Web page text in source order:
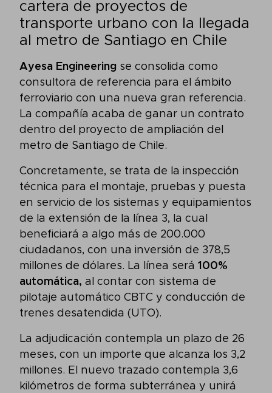
cartera de proyectos de
transporte urbano con la llegada
al metro de Santiago en Chile
Ayesa Engineering se consolida como
consultora de referencia para el ámbito
ferroviario con una nueva gran referencia.
La compañía acaba de ganar un contrato
dentro del proyecto de ampliación del
metro de Santiago de Chile.
Concretamente, se trata de la inspección
técnica para el montaje, pruebas y puesta
en servicio de los sistemas y equipamientos
de la extensión de la línea 3, la cual
beneficiará a algo más de 200.000
ciudadanos, con una inversión de 378,5
millones de dólares. La línea será 100%
automática, al contar con sistema de
pilotaje automático CBTC y conducción de
trenes desatendida (UTO).
La adjudicación contempla un plazo de 26
meses, con un importe que alcanza los 3,2
millones. El nuevo trazado contempla 3,6
kilómetros de forma subterránea y unirá